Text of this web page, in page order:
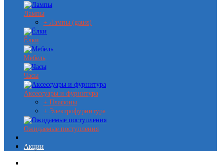
Лампы
+ Лампы (gauss)
Ёлки
Мебель
Часы
Аксессуары и фурнитура
+ Плафоны
+ Электрофурнитура
Ожидаемые поступления
Акции